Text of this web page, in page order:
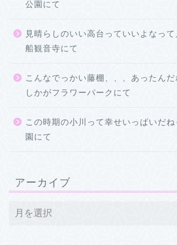
公園にて
見晴らしのいい高台っていいよなっ
船観音寺にて
こんなでっかい藤棚、、、あったん
しかがフラワーパークにて
この時期の小川って幸せいっぱいだ
園にて
アーカイブ